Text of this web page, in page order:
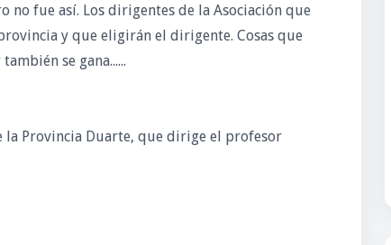
no fue así. Los dirigentes de la Asociación que
y que eligirán el dirigente. Cosas que
se gana......
Provincia Duarte, que dirige el profesor